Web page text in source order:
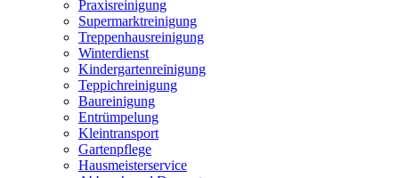
Praxisreinigung
Supermarktreinigung
Treppenhausreinigung
Winterdienst
Kindergartenreinigung
Teppichreinigung
Baureinigung
Entrümpelung
Kleintransport
Gartenpflege
Hausmeisterservice